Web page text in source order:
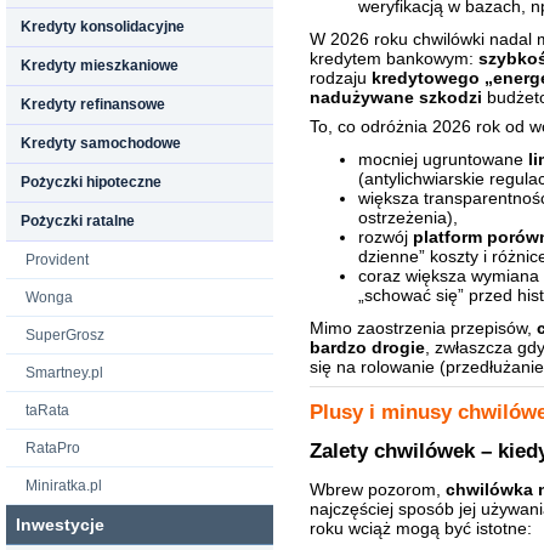
Kredyty konsolidacyjne
Kredyty mieszkaniowe
Kredyty refinansowe
Kredyty samochodowe
Pożyczki hipoteczne
Pożyczki ratalne
Provident
Wonga
SuperGrosz
Smartney.pl
taRata
RataPro
Miniratka.pl
Inwestycje
weryfikacją w bazach,
W 2026 roku chwilówki nadal
kredytem bankowym:
rodzaju kredytowego
nadużywane szkodzi
To, co odróżnia 2026 rok od
mocniej ugruntowane
(antylichwiarskie
większa
ostrzeżenia),
rozwój platform
dzienne” koszty i
coraz większa
„schować się” przed
Mimo zaostrzenia przepisów,
bardzo drogie , zwłaszcza
się na rolowanie
Plusy i minusy
Zalety chwilówek –
Wbrew pozorom, chwilówka
najczęściej sposób jej
roku wciąż mogą być istotne: